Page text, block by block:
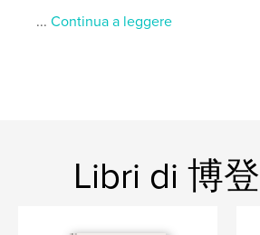
House , Bouden
...Continua a leggere
Libri di 博